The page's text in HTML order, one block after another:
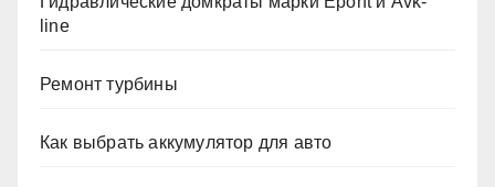
line
Ремонт турбины
Как выбрать аккумулятор для авто